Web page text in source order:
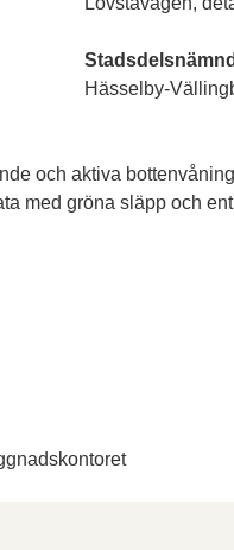
Hässelby-
och aktiva
med gröna släpp och